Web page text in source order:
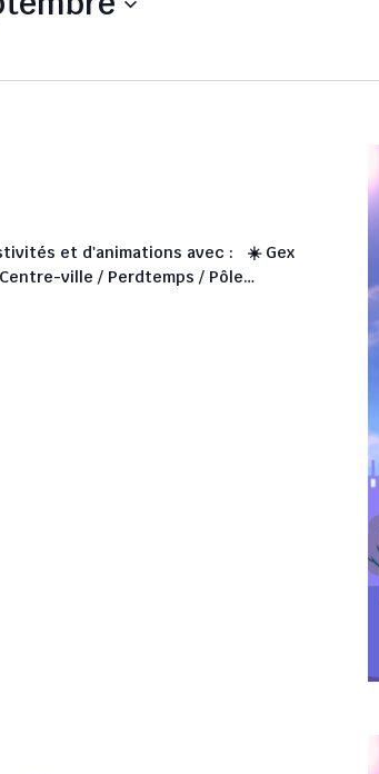
et d'animations avec : ☀️ Gex
ville / Perdtemps / Pôle…